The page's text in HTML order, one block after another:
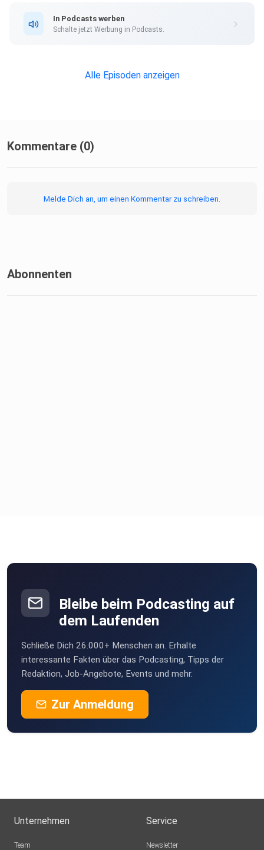
In Podcasts werben
Schalte jetzt Werbung in Podcasts.
Alle Episoden anzeigen
Kommentare (0)
Melde Dich an, um einen Kommentar zu schreiben.
Abonnenten
Bleibe beim Podcasting auf
dem Laufenden
Schließe Dich 26.000+ Menschen an. Erhalte
interessante Fakten über das Podcasting, Tipps der
Redaktion, Job-Angebote, Events und mehr.
Zur Anmeldung
Unternehmen
Team
Service
Newsletter